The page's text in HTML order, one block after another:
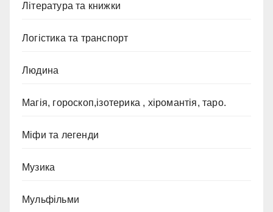
Література та книжки
Логістика та транспорт
Людина
Магія, гороскоп,ізотерика , хіромантія, таро.
Міфи та легенди
Музика
Мульфільми